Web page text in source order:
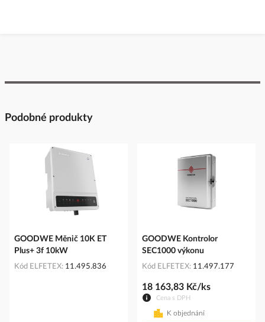
Podobné produkty
GOODWE Měnič 10K ET
Plus+ 3f 10kW
Kód ELFETEX 11.495.836
GOODWE Kontrolor
SEC1000 výkonu
Kód ELFETEX 11.497.177
Cena s DPH
18 163,83 Kč/ks
K objednání